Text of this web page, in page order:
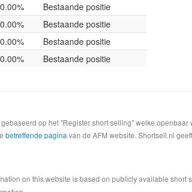
0.00%
Bestaande positie
0.00%
Bestaande positie
0.00%
Bestaande positie
0.00% Bestaande positie
op het "Register short selling" welke
betreffende pagina van de AFM website. Shortsell.nl
on this website is based on publicly available short